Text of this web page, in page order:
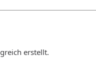
erstellt.